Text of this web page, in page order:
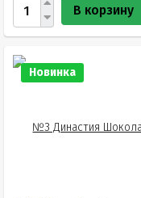
В корзину
Новинка